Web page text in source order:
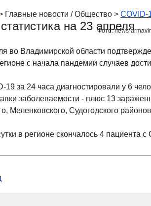
Главные новости / Общество > COVID-
на 23 апреля
Фото: news-
во Владимирской области
с начала пандемии случаев
19 за 24 часа диагностировали у 6
заболеваемости - плюс 13
Меленковского, Судогодского
в регионе скончалось 4 пациента